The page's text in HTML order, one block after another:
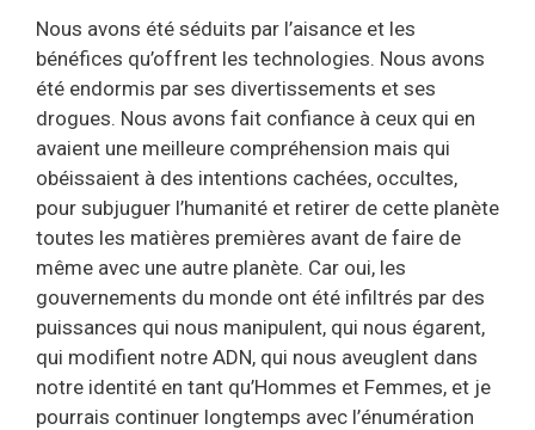
Nous avons été séduits par l’aisance et les
bénéfices qu’offrent les technologies. Nous avons
été endormis par ses divertissements et ses
drogues. Nous avons fait confiance à ceux qui en
avaient une meilleure compréhension mais qui
obéissaient à des intentions cachées, occultes,
pour subjuguer l’humanité et retirer de cette planète
toutes les matières premières avant de faire de
même avec une autre planète. Car oui, les
gouvernements du monde ont été infiltrés par des
puissances qui nous manipulent, qui nous égarent,
qui modifient notre ADN, qui nous aveuglent dans
notre identité en tant qu’Hommes et Femmes, et je
pourrais continuer longtemps avec l’énumération